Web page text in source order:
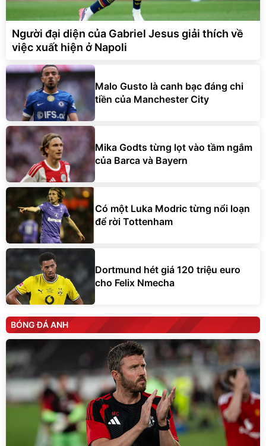
Người đại diện của Gabriel Jesus giải thích về
việc xuất hiện ở Napoli
Malo Gusto là canh bạc đáng chi
tiền của Manchester City
Mika Godts từng lọt vào tầm ngắm
của Barca và Bayern
Có một Luka Modric từng nổi loạn
để rời Tottenham
Dortmund hét giá 120 triệu euro
cho Felix Nmecha
BÓNG ĐÁ ANH